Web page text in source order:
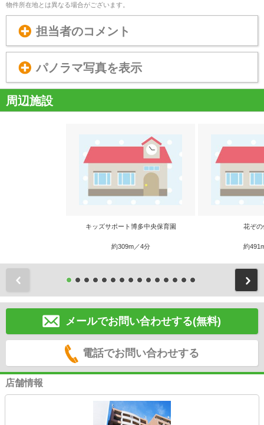
物件所在地とは異なる場合がございます。
担当者のコメント
パノラマ写真を表示
周辺施設
キッズサポート博多中央保育園
約309m／4分
花ぞの
約
メールでお問い合わせする(無料)
電話でお問い合わせする
店舗情報